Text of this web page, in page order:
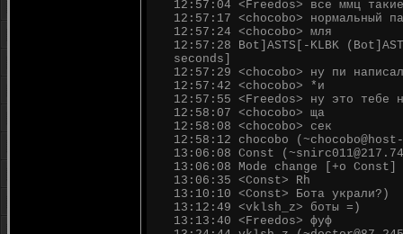
12:57:04 <Freedos> все ммц такие
12:57:17 <chocobo> нормальный
12:57:24 <chocobo> мля
12:57:28 Bot]ASTS[-KLBK
seconds]
12:57:29 <chocobo> ну пи написал
12:57:42 <chocobo> *и
12:57:55 <Freedos> ну это тебе
12:58:07 <chocobo> ща
12:58:08 <chocobo> сек
12:58:12 chocobo
13:06:08 Const
13:06:08 Mode change [+o
13:06:35 <Const> Rh
13:10:10 <Const> Бота украли?)
13:12:49 <vklsh_z> боты =)
13:13:40 <Freedos> фуф